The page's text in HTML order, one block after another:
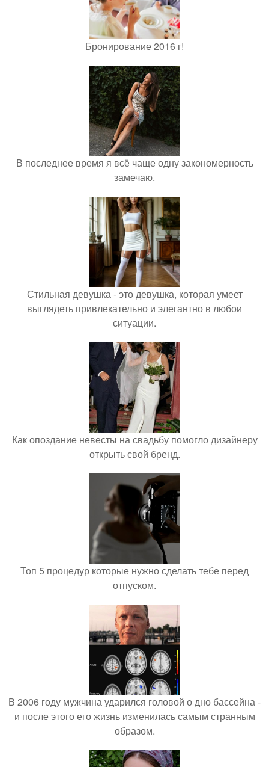
Бронирование 2016 г!
В последнее время я всё чаще одну закономерность
замечаю.
Стильная девушка - это девушка, которая умеет
выглядеть привлекательно и элегантно в любои
ситуации.
Как опоздание невесты на свадьбу помогло дизайнеру
открыть свой бренд.
Топ 5 процедур которые нужно сделать тебе перед
отпуском.
В 2006 году мужчина ударился головой о дно бассейна -
и после этого его жизнь изменилась самым странным
образом.